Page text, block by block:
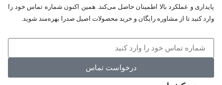
پایداری و عملکرد بالا اطمینان حاصل می‌کند. همین اکنون شماره تماس خود را
وارد کنید تا از مشاوره رایگان و خرید محصولات اصیل صدرا بهره‌مند شوید.
درخواست تماس